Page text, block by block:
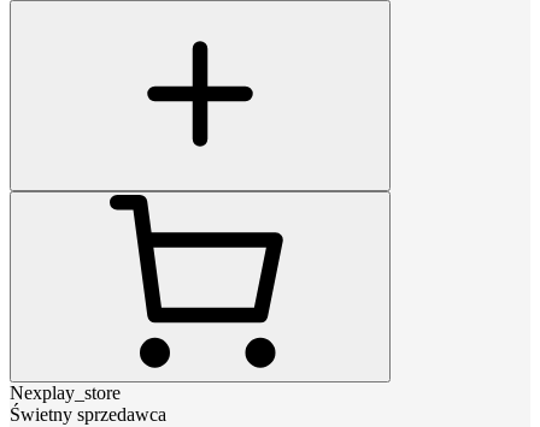
Nexplay_store
Świetny sprzedawca